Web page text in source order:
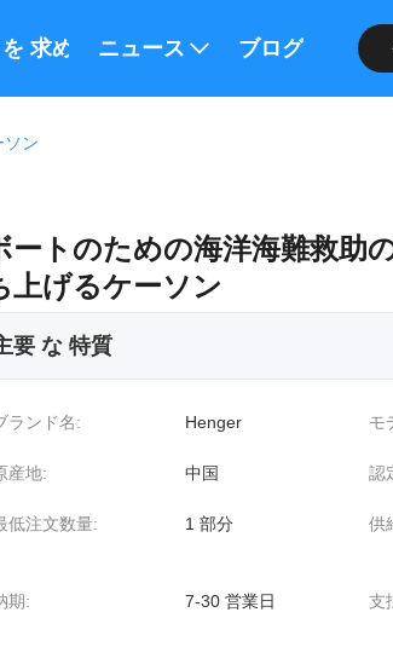
求め て ください
ニュース ブログ
ソン
ートのための海洋海難救助
上げるケーソン
要 な 特質
ランド名: Henger モ
産地: 中国 認
低注文数量: 1 部分 供
期: 7-30 営業日 支